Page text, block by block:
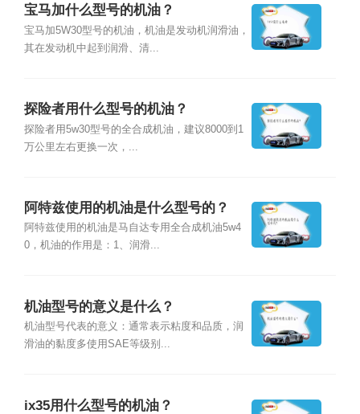
宝马加什么型号的机油？
宝马加5W30型号的机油，机油是发动机润滑油，
其在发动机中起到润滑、清...
探险者用什么型号的机油？
探险者用5w30型号的全合成机油，建议8000到1
万公里左右更换一次，...
阿特兹使用的机油是什么型号的？
阿特兹使用的机油是马自达专用全合成机油5w4
0，机油的作用是：1、润滑...
机油型号的意义是什么？
机油型号代表的意义：通常表示粘度和品质，润
滑油的黏度多使用SAE等级别...
ix35用什么型号的机油？